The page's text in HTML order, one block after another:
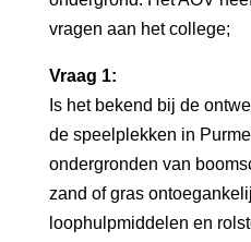
vragen aan het college;
Vraag 1:
Is het bekend bij de
de speelplekken in
ondergronden van
zand of gras
loophulpmiddelen en